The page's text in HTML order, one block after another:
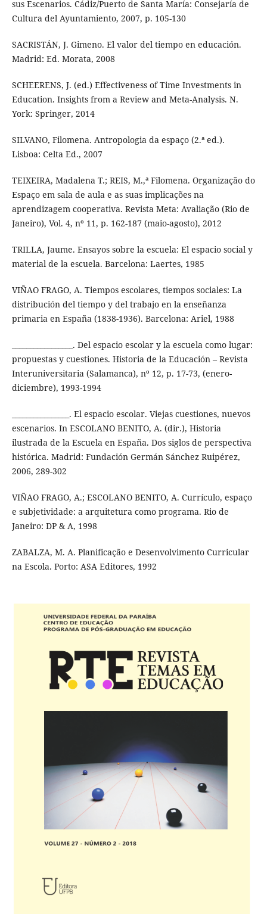
sus Escenarios. Cádiz/Puerto de Santa María: Consejaría de
Cultura del Ayuntamiento, 2007, p. 105-130
SACRISTÁN, J. Gimeno. El valor del tiempo en educación.
Madrid: Ed. Morata, 2008
SCHEERENS, J. (ed.) Effectiveness of Time Investments in
Education. Insights from a Review and Meta-Analysis. N.
York: Springer, 2014
SILVANO, Filomena. Antropologia da espaço (2.ª ed.).
Lisboa: Celta Ed., 2007
TEIXEIRA, Madalena T.; REIS, M.,ª Filomena. Organização do
Espaço em sala de aula e as suas implicações na
aprendizagem cooperativa. Revista Meta: Avaliação (Rio de
Janeiro), Vol. 4, nº 11, p. 162-187 (maio-agosto), 2012
TRILLA, Jaume. Ensayos sobre la escuela: El espacio social y
material de la escuela. Barcelona: Laertes, 1985
VIÑAO FRAGO, A. Tiempos escolares, tiempos sociales: La
distribución del tiempo y del trabajo en la enseñanza
primaria en España (1838-1936). Barcelona: Ariel, 1988
_________________. Del espacio escolar y la escuela como lugar:
propuestas y cuestiones. Historia de la Educación – Revista
Interuniversitaria (Salamanca), nº 12, p. 17-73, (enero-
diciembre), 1993-1994
________________. El espacio escolar. Viejas cuestiones, nuevos
escenarios. In ESCOLANO BENITO, A. (dir.), Historia
ilustrada de la Escuela en España. Dos siglos de perspectiva
histórica. Madrid: Fundación Germán Sánchez Ruipérez,
2006, 289-302
VIÑAO FRAGO, A.; ESCOLANO BENITO, A. Currículo, espaço
e subjetividade: a arquitetura como programa. Rio de
Janeiro: DP & A, 1998
ZABALZA, M. A. Planificação e Desenvolvimento Curricular
na Escola. Porto: ASA Editores, 1992